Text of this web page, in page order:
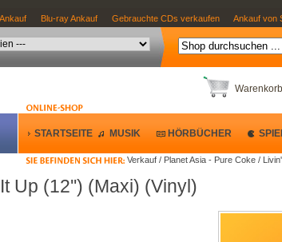
Blu-ray Ankauf Gebrauchte CDs verkaufen Ankauf von
Warenkorb
Verkauf / Planet Asia - Pure Coke /
STARTSEITE MUSIK HÖRBÜCHER
Up (12'') (Maxi) (Vinyl)